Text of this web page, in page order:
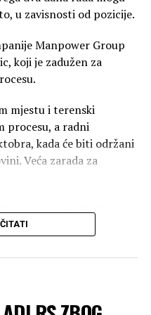
u zavisnosti od pozicije.
Manpower Group
koji je zadužen za
mjestu i terenski
procesu, a radni
kada će biti održani
Veća zarada za
terenski tehničari
telefona, dok je
dnevnica i korištenje